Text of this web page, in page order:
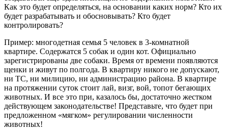
Как это будет определяться, на основании каких норм? Кто их
будет разрабатывать и обосновывать? Кто будет
контролировать?
Пример: многодетная семья 5 человек в 3-комнатной
квартире. Содержатся 5 собак и один кот. Официально
зарегистрированы две собаки. Время от времени появляются
щенки и живут по полгода. В квартиру никого не допускают,
ни ТС, ни милицию, ни администрацию района. В квартире
на протяжении суток стоит лай, визг, вой, топот бегающих
животных. И все это при, казалось бы, достаточно жестком
действующем законодательстве! Представьте, что будет при
предложенном «мягком» регулировании численности
животных!